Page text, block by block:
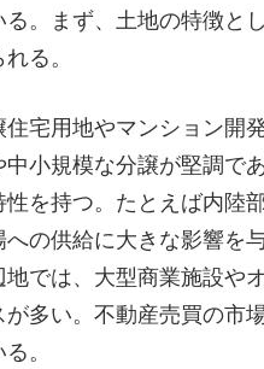
。まず、土地の特徴と
る。
宅用地やマンション開
小規模な分譲が堅調で
を持つ。たとえば内陸
の供給に大きな影響を
では、大型商業施設や
多い。不動産売買の市
。